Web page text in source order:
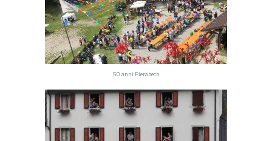
50 anni Pierabech